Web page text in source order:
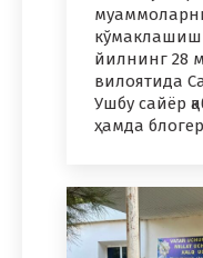
йилнинг 28
вилоятида
Ушбу сайёр
ҳамда